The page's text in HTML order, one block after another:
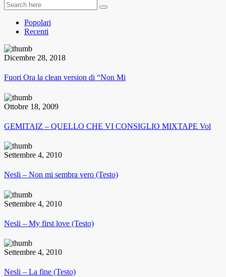
Popolari
Recenti
Dicembre 28, 2018
Fuori Ora la clean version di “Non Mi
Ottobre 18, 2009
GEMITAIZ – QUELLO CHE VI CONSIGLIO MIXTAPE Vol
Settembre 4, 2010
Nesli – Non mi sembra vero (Testo)
Settembre 4, 2010
Nesli – My first love (Testo)
Settembre 4, 2010
Nesli – La fine (Testo)